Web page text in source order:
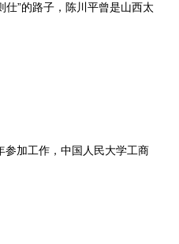
”的路子，陈川平曾是山西太
加工作，中国人民大学工商